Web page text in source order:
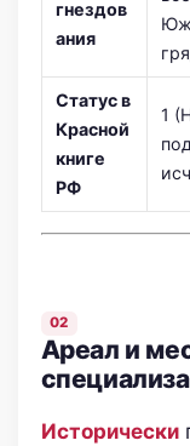
гнездов
ания
Статус в
Красной
книге
РФ
1
Ареал и
Исторически